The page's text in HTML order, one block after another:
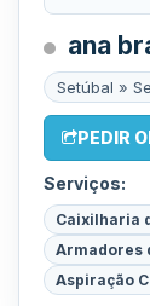
ana
Setúbal »
PEDIR
Serviços:
Caixilharia
Armadores
Aspiração